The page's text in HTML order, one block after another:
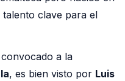
clave para el
a la
, es bien visto por Luis